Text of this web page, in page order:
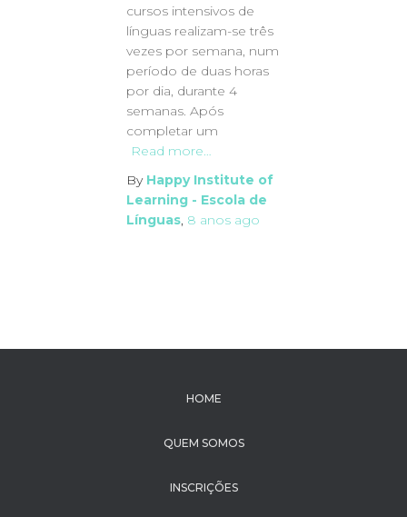
cursos intensivos de
línguas realizam-se três
vezes por semana, num
período de duas horas
por dia, durante 4
semanas. Após
completar um
Read more…
By Happy Institute of
Learning - Escola de
Línguas, 8 anos ago
HOME
QUEM SOMOS
INSCRIÇÕES